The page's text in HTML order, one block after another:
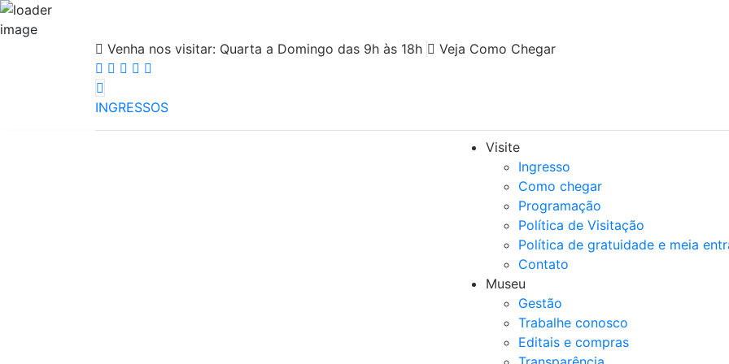
Venha nos visitar: Quarta a Domingo das 9h às 18h Veja Como Chegar
INGRESSOS
Visite
Ingresso
Como chegar
Programação
Política de Visitação
Política de gratuidade e meia
Contato
Museu
Gestão
Trabalhe conosco
Editais e compras